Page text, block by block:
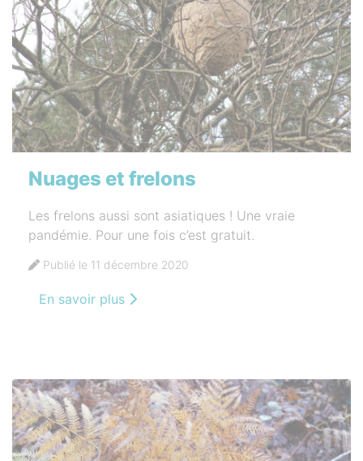
Nuages et frelons
Les frelons aussi sont asiatiques ! Une vraie
pandémie. Pour une fois c’est gratuit.
Publié le 11 décembre 2020
En savoir plus